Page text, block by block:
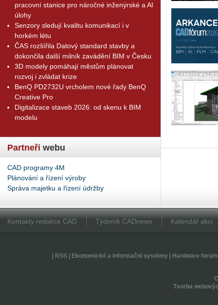
pracovní stanice pro náročné inženýrské a AI
úlohy
Senzory sledují kvalitu komunikací i v
horkém létu
ČAS rozšířila Datový standard stavby a
dokončila další milník zavádění BIM v Česku
3D modely pomáhají městům plánovat
rozvoj i zvládat krize
BenQ PD2732U vrcholem nové řady BenQ
Creative Pro
Digitalizace staveb 2026: od skenu k BIM
modelu
Partneři webu
CAD programy 4M
Plánování a řízení výroby
Správa majetku a řízení údržby
Kontakty redakce CAD Týdeník CADnews Kalendář akcí
RSS| Ekonomické a informační systémy| Hardware forum
Tvorba